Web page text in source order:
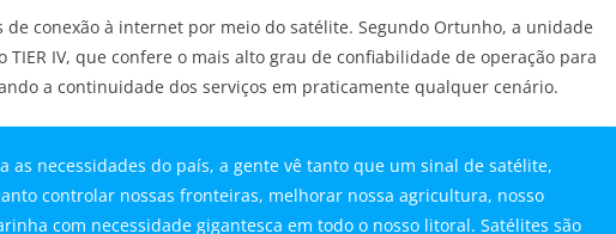
conexão à internet por meio do satélite. Segundo Ortunho, a unidade
TIER IV, que confere o mais alto grau de confiabilidade de operação para
a continuidade dos serviços em praticamente qualquer cenário.
as necessidades do país, a gente vê tanto que um sinal de satélite,
controlar nossas fronteiras, melhorar nossa agricultura, nosso
com necessidade gigantesca em todo o nosso litoral. Satélites são